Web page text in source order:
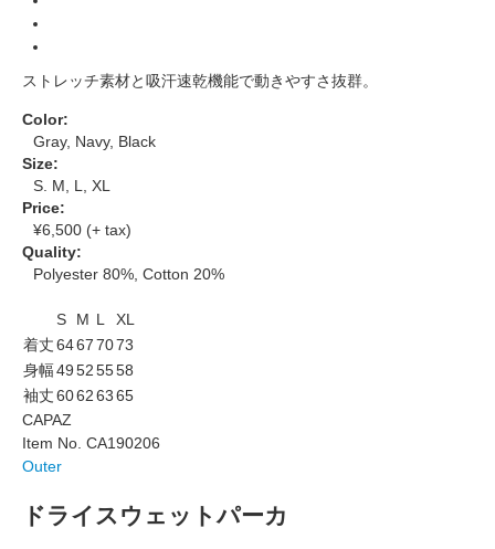
ストレッチ素材と吸汗速乾機能で動きやすさ抜群。
Color:
Gray, Navy, Black
Size:
S. M, L, XL
Price:
¥6,500 (+ tax)
Quality:
Polyester 80%, Cotton 20%
S M L
XL
着丈64677073
身幅49525558
袖丈60626365
CAPAZ
Item No. CA190206
Outer
ドライスウェットパーカ